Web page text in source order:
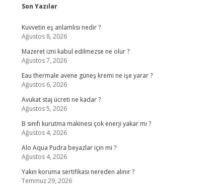
Sidebar
Son Yazılar
Kuvvetin eş anlamlısı nedir ?
Ağustos 8, 2026
Mazeret izni kabul edilmezse ne olur ?
Ağustos 7, 2026
Eau thermale avene güneş kremi ne işe yarar ?
Ağustos 6, 2026
Avukat staj ücreti ne kadar ?
Ağustos 5, 2026
B sınıfı kurutma makinesi çok enerji yakar mı ?
Ağustos 4, 2026
Alo Aqua Pudra beyazlar için mi ?
Ağustos 4, 2026
Yakın koruma sertifikası nereden alınır ?
Temmuz 29, 2026